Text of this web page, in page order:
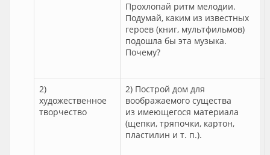
Прохлопай ритм мелодии.
Подумай, каким из известных
героев (книг, мультфильмов)
подошла бы эта музыка.
Почему?
2)
художественное
творчество
2) Построй дом для
воображаемого существа
из имеющегося материала
(щепки, тряпочки, картон,
пластилин и т. п.).